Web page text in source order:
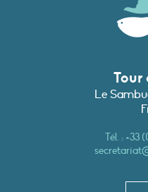
Tour
Le
Tél. :+33